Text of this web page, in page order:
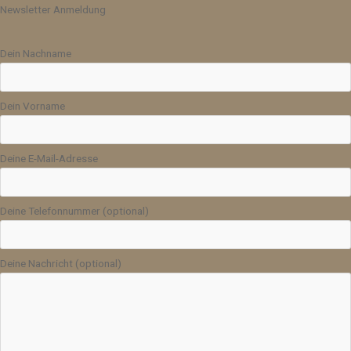
Newsletter Anmeldung
Dein Nachname
Dein Vorname
Deine E-Mail-Adresse
Deine Telefonnummer (optional)
Deine Nachricht (optional)